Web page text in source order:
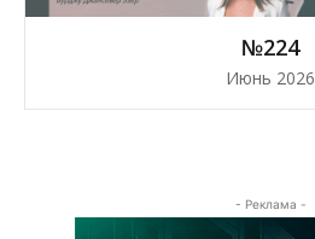
№224
Июнь 2026
- Реклама -